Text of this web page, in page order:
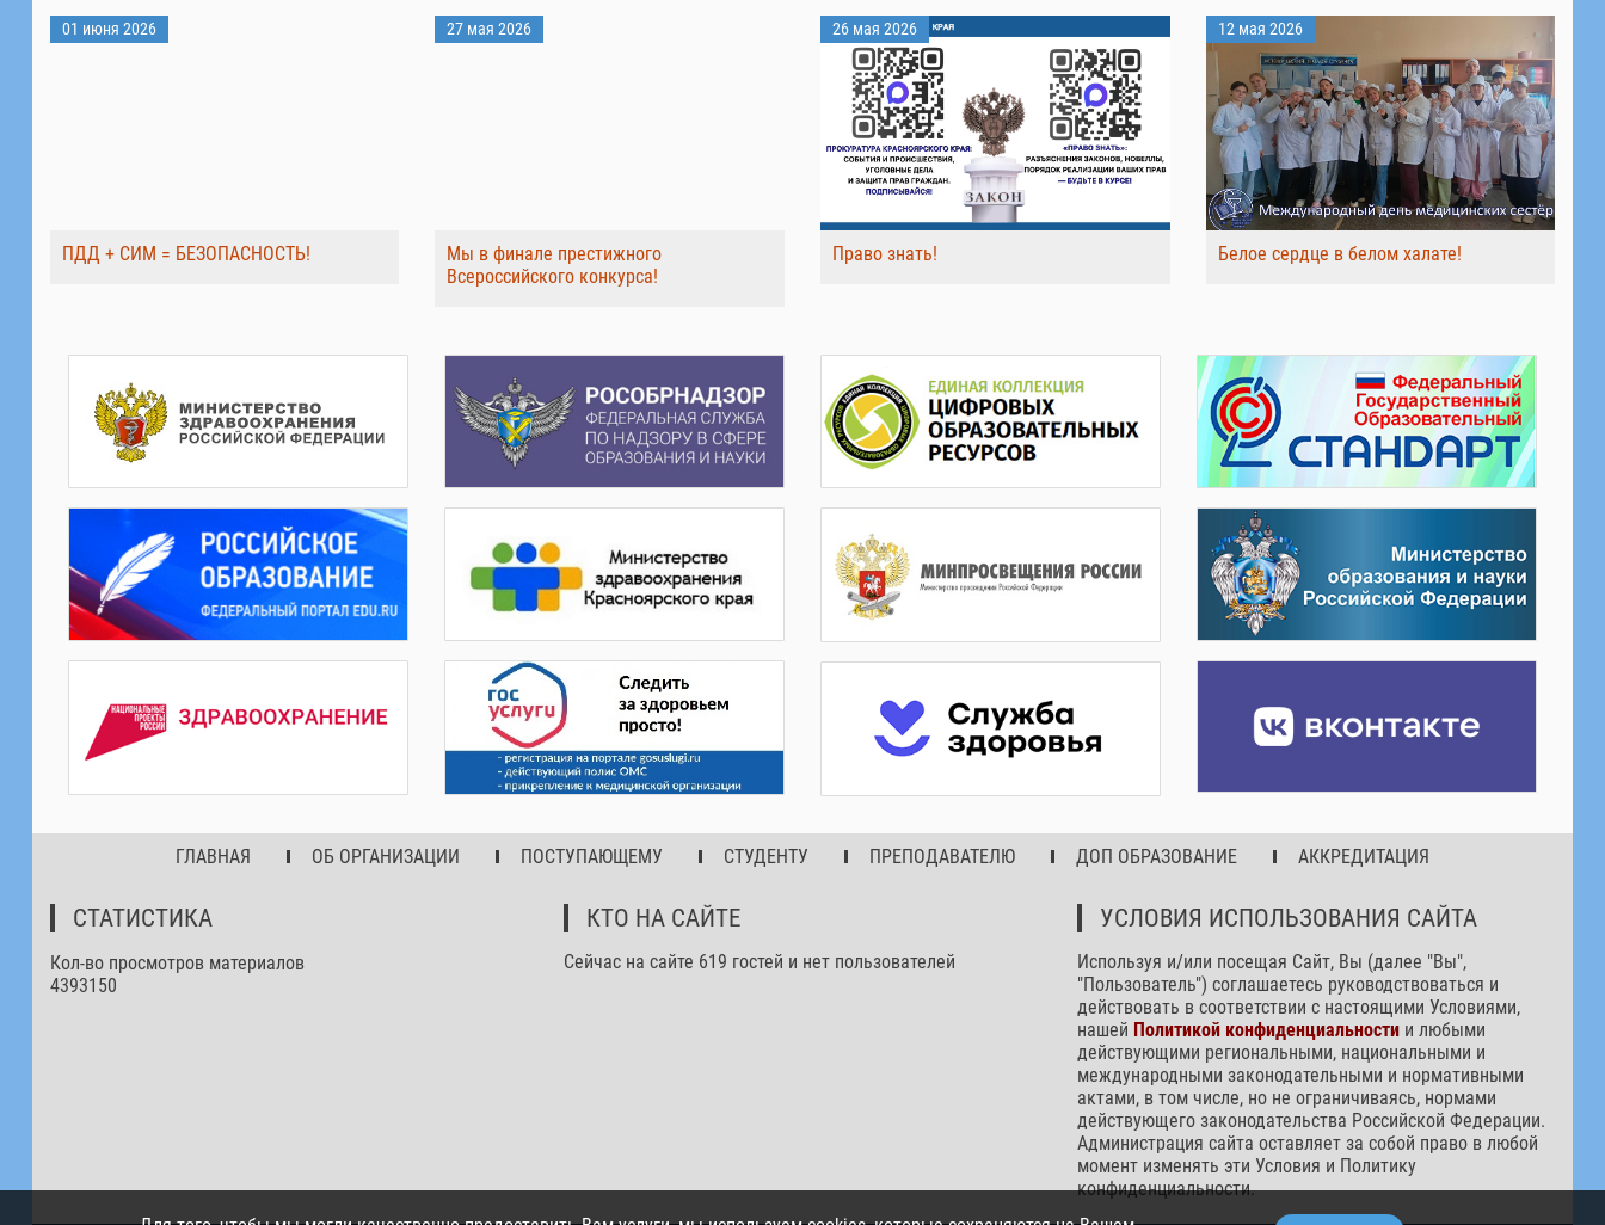
01 июня 2026
ПДД + СИМ = БЕЗОПАСНОСТЬ!
27 мая 2026
Мы в финале престижного
Всероссийского конкурса!
26 мая 2026
Право знать!
12 мая 2026
Белое сердце в белом халате!
ГЛАВНАЯ ОБ ОРГАНИЗАЦИИ ПОСТУПАЮЩЕМУ СТУДЕНТУ ПРЕПОДАВАТЕЛЮ ДОП ОБРАЗОВАНИЕ АККРЕДИТАЦИЯ
СТАТИСТИКА
Кол-во просмотров материалов
4393150
КТО НА САЙТЕ
Сейчас на сайте 619 гостей и нет пользователей
УСЛОВИЯ ИСПОЛЬЗОВАНИЯ САЙТА
Используя и/или посещая Сайт, Вы (далее "Вы",
"Пользователь") соглашаетесь руководствоваться и
действовать в соответствии с настоящими Условиями,
нашей Политикой конфиденциальности и любыми
действующими региональными, национальными и
международными законодательными и нормативными
актами, в том числе, но не ограничиваясь, нормами
действующего законодательства Российской Федерации.
Администрация сайта оставляет за собой право в любой
момент изменять эти Условия и Политику
конфиденциальности.